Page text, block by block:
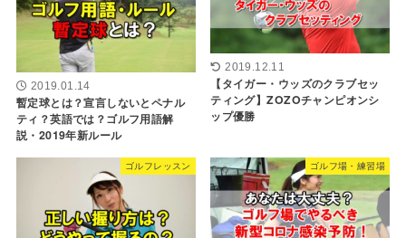
2019.01.14
暫定球とは？宣言しないとペナル
ティ？英語では？ゴルフ用語解
説・2019年新ルール
2019.12.11
【タイガー・ウッズのクラブセッ
ティング】ZOZOチャンピオンシ
ップ優勝
ゴルフレッスン ゴルフ場・練習場